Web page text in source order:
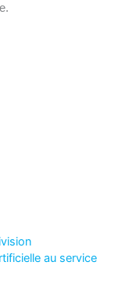
au service